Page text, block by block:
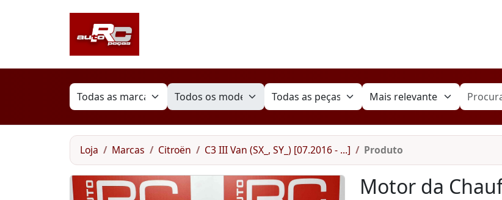
Loja Marcas Citroën C3 III Van (SX_, SY_) [07.2016 - ...] Produto
Motor da